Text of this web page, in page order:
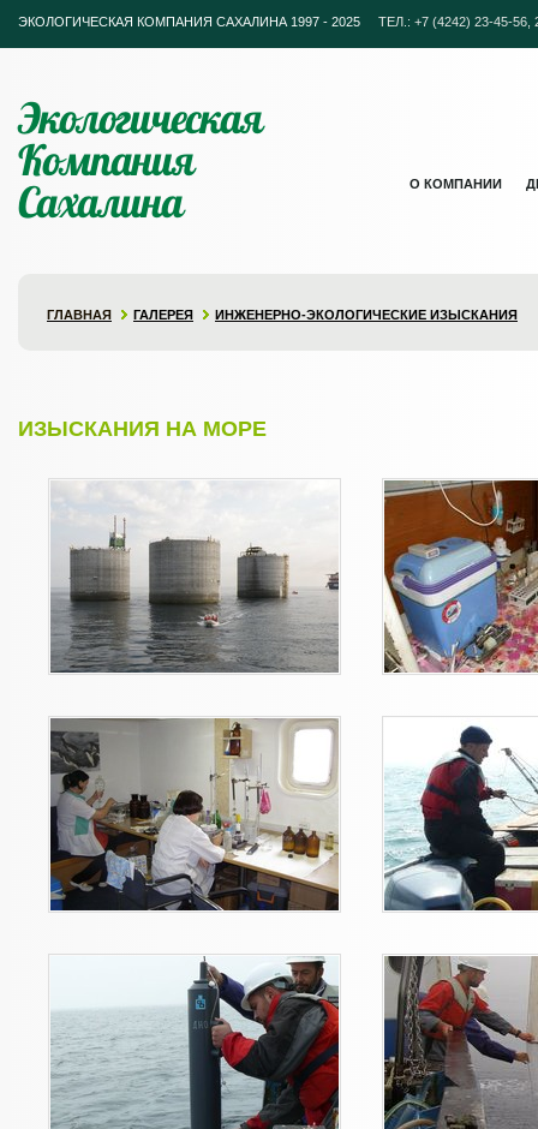
ЭКОЛОГИЧЕСКАЯ КОМПАНИЯ САХАЛИНА 1997 - 2025 ТЕЛ.: +7 (4242) 23-45-56,
О КОМПАНИИ
Экологическая
Компания
Сахалина
ГЛАВНАЯ ГАЛЕРЕЯ ИНЖЕНЕРНО-ЭКОЛОГИЧЕСКИЕ ИЗЫСКАНИЯ
ИЗЫСКАНИЯ НА МОРЕ